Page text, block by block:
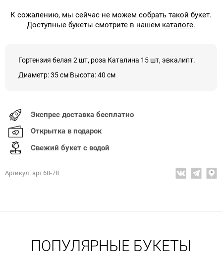
К сожалению, мы сейчас не можем собрать такой букет.
Доступные букеты смотрите в нашем каталоге.
Гортензия белая 2 шт, роза Каталина 15 шт, эвкалипт.
Диаметр: 35 см Высота: 40 см
Экспрес доставка бесплатно
Открытка в подарок
Свежий букет с водой
Артикул: арт 68-78
ПОПУЛЯРНЫЕ БУКЕТЫ